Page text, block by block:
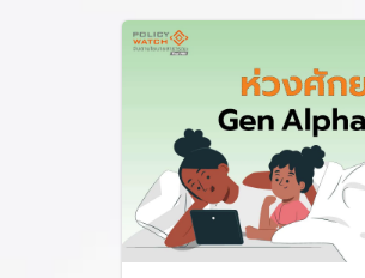
ย้อนดูนโยบาย
อย่างไรก็ตาม นโยบายแ
บายจัดหาเครื่องคอมพิวเ
ควบคู่กับการเร่งพัฒนาเนื้อ